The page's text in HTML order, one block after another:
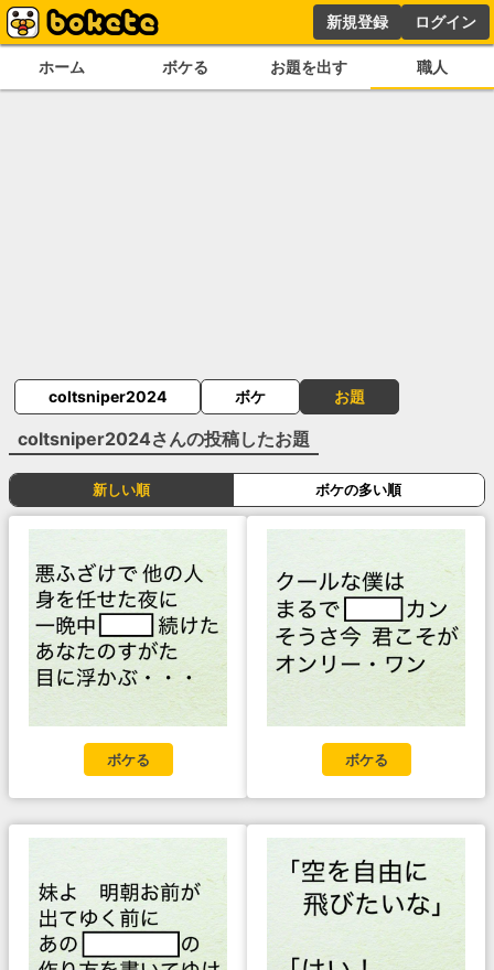
新規登録 ログイン
ホーム ボケる お題を出す 職人
coltsniper2024 ボケ お題
coltsniper2024さんの投稿したお題
新しい順 ボケの多い順
ボケる ボケる